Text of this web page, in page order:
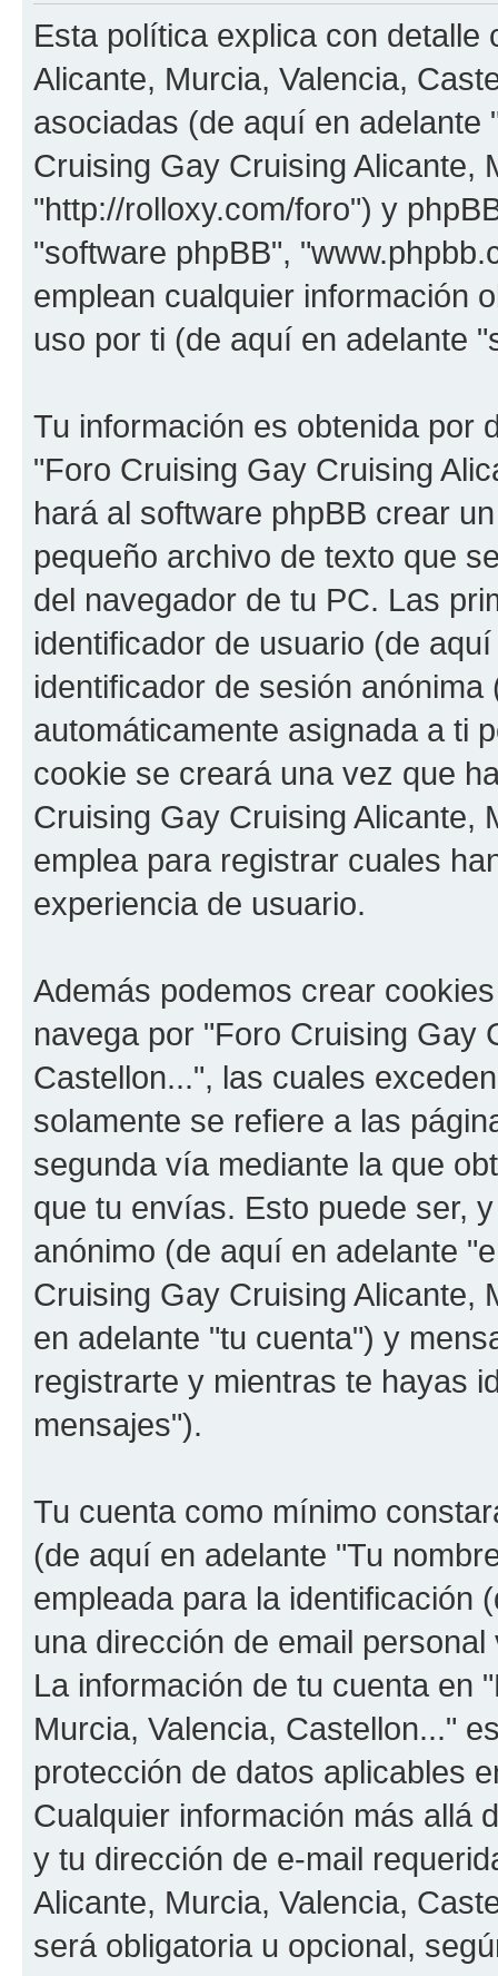
Esta política explica con
Alicante, Murcia, Valencia,
asociadas (de aquí en
Cruising Gay Cruising Alicante,
"http://rolloxy.com/foro") y
"software phpBB",
emplean cualquier información
uso por ti (de aquí en adelante
Tu información es obtenida por
"Foro Cruising Gay Cruising
hará al software phpBB crear
pequeño archivo de texto que
del navegador de tu PC. Las
identificador de usuario (de
identificador de sesión
automáticamente asignada a ti
cookie se creará una vez que
Cruising Gay Cruising Alicante,
emplea para registrar cuales
experiencia de usuario.
Además podemos crear
navega por "Foro Cruising Gay
Castellon...", las cuales
solamente se refiere a las
segunda vía mediante la que
que tu envías. Esto puede ser,
anónimo (de aquí en adelante
Cruising Gay Cruising Alicante,
en adelante "tu cuenta") y
registrarte y mientras te hayas
mensajes").
Tu cuenta como mínimo
(de aquí en adelante "Tu
empleada para la identificación
una dirección de email
La información de tu cuenta en
Murcia, Valencia, Castellon..."
protección de datos aplicables
Cualquier información más allá
y tu dirección de e-mail
Alicante, Murcia, Valencia,
será obligatoria u opcional,